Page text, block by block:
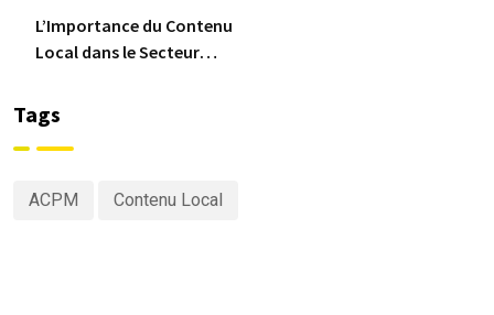
L’Importance du Contenu
Local dans le Secteur
Tags
ACPM Contenu Local